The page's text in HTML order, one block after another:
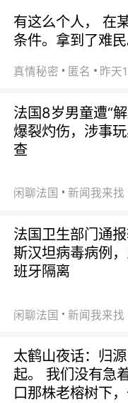
有这么个人， 在
条件。拿到了难
真情秘密 匿名 昨天
法国8岁男童遭“
爆裂灼伤，涉事
查
闲聊法国 新闻我来找
法国卫生部门通
斯汉坦病毒病例
班牙隔离
闲聊法国 新闻我来找
太鹤山夜话：归
起。 我们没有急
口那株老榕树下